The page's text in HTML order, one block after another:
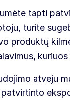
tapti
turite
produktų
atveju
patvirtinto